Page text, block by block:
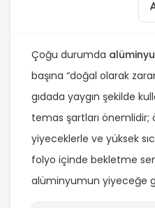
Çoğu durumda
başına “doğal olarak
gıdada yaygın şekilde
temas şartları önemlidir;
yiyeceklerle ve yüksek
folyo içinde bekletme
alüminyumun yiyeceğe